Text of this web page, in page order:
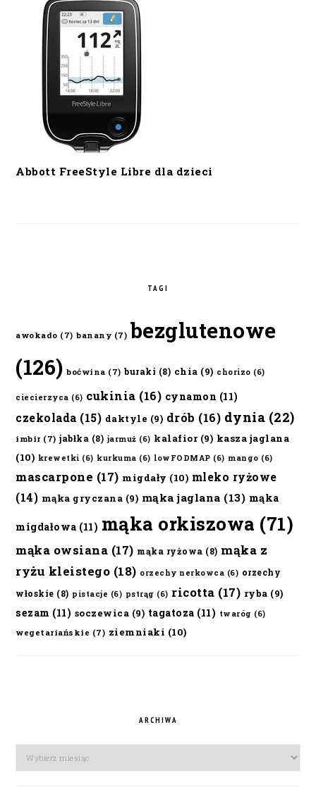
Abbott FreeStyle Libre dla dzieci
TAGI
awokado (7) banany (7) bezglutenowe
(126) boćwina (7) buraki (8) chia (9) chorizo (6)
ciecierzyca (6) cukinia (16) cynamon (11)
czekolada (15) daktyle (9) drób (16) dynia (22)
imbir (7) jabłka (8) jarmuż (6) kalafior(9) kasza jaglana
(10) krewetki (6) kurkuma (6) lowFODMAP (6) mango (6)
mascarpone (17) migdały (10) mleko ryżowe
(14) mąka gryczana (9) mąka jaglana (13) mąka
migdałowa (11) mąka orkiszowa (71)
mąka owsiana (17) mąka ryżowa (8) mąka z
ryżu kleistego (18) orzechy nerkowca (6) orzechy
włoskie (8) pistacje (6) pstrąg (6) ricotta (17) ryba (9)
sezam (11) soczewica (9) tagatoza (11) twaróg (6)
wegetariańskie (7) ziemniaki (10)
ARCHIWA
Archiwa